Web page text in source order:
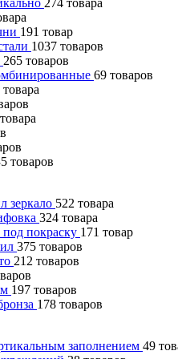
274 товара
191 товар
1037 товаров
265 товаров
69 товаров
товара
товара
товаров
зеркало 522 товара
324 товара
покраску 171 товар
375 товаров
212 товаров
197 товаров
178 товаров
заполнением 49